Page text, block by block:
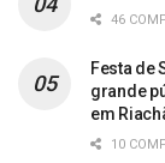
46
Festa de
grande
em
10